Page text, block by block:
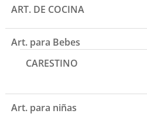
ART. DE COCINA
Art. para Bebes
CARESTINO
Art. para niñas